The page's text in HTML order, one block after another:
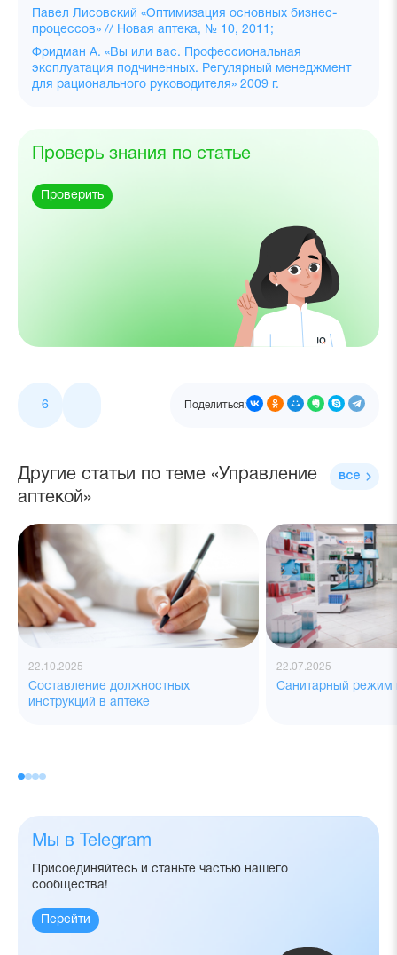
Павел Лисовский «Оптимизация основных бизнес-
процессов» // Новая аптека, № 10, 2011;
Фридман А. «Вы или вас. Профессиональная
эксплуатация подчиненных. Регулярный менеджмент
для рационального руководителя» 2009 г.
Проверь знания по статье
Проверить
6 Поделиться:
Другие статьи по теме «Управление
аптекой»
все
22.10.2025
Составление должностных
инструкций в аптеке
22.07.2025
Санитарный режим
Мы в Telegram
Присоединяйтесь и станьте частью нашего
сообщества!
Перейти